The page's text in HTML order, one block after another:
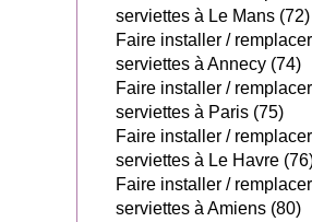
serviettes à Le Mans (72)
Faire installer /
serviettes à Annecy (74)
Faire installer /
serviettes à Paris (75)
Faire installer /
serviettes à Le Havre
Faire installer /
serviettes à Amiens (80)